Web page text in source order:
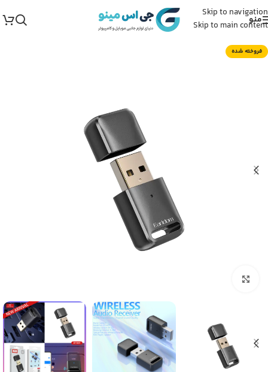
Skip to navigation
Skip to main content
منو
فروخته شده